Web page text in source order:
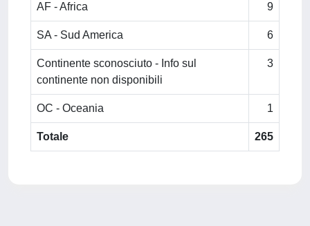
AF - Africa 9
SA - Sud America 6
Continente sconosciuto - Info sul
continente non disponibili
3
OC - Oceania 1
Totale 265